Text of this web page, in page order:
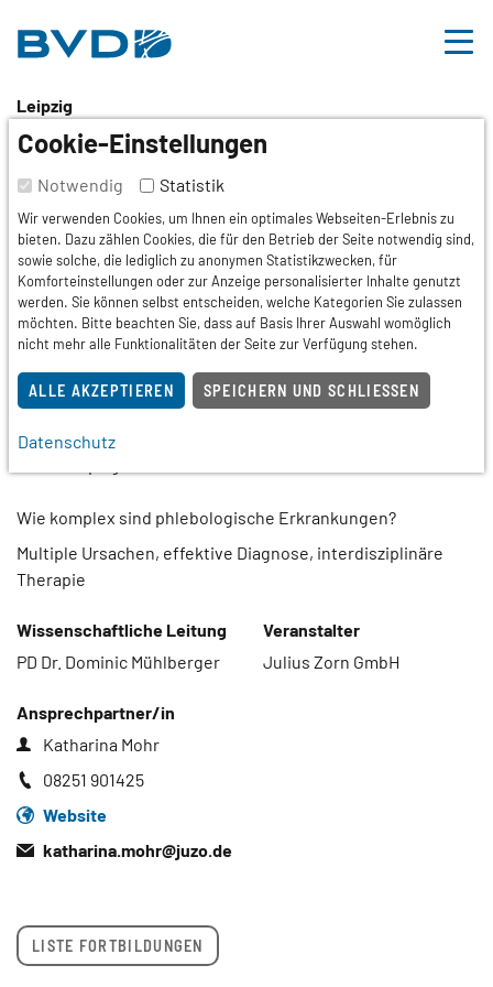
Leipzig
10. Phlebologisches
Symposium
Tagung,Fortbildung
Termin
15.11.2025
Veranstaltungsort
HYPERION Hotel Leipzig
Sachsenseite 7
Wie komplex sind phlebologische Erkrankungen?
Multiple Ursachen, effektive Diagnose, interdisziplinäre
Therapie
Wissenschaftliche Leitung
PD Dr. Dominic Mühlberger
Veranstalter
Julius Zorn GmbH
Ansprechpartner/in
Katharina Mohr
08251 901425
Website
katharina.mohr@juzo.de
LISTE FORTBILDUNGEN
Cookie-Einstellungen
Notwendig Statistik
Wir verwenden Cookies, um Ihnen ein optimales Webseiten-Erlebnis zu
bieten. Dazu zählen Cookies, die für den Betrieb der Seite notwendig sind,
sowie solche, die lediglich zu anonymen Statistikzwecken, für
Komforteinstellungen oder zur Anzeige personalisierter Inhalte genutzt
werden. Sie können selbst entscheiden, welche Kategorien Sie zulassen
möchten. Bitte beachten Sie, dass auf Basis Ihrer Auswahl womöglich
nicht mehr alle Funktionalitäten der Seite zur Verfügung stehen.
ALLE AKZEPTIEREN SPEICHERN UND SCHLIESSEN
Datenschutz